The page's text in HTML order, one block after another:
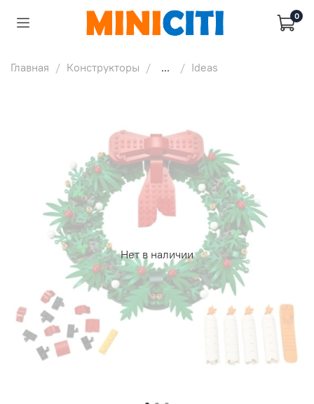
0
Главная Конструкторы ... Ideas
Нет в наличии